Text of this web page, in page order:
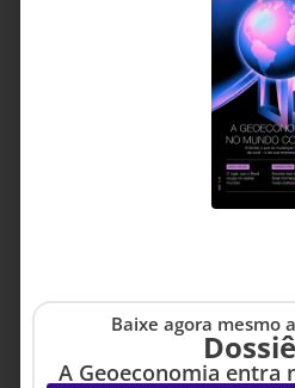
Artigos
Baixe agora mesmo
A Geoeconomia